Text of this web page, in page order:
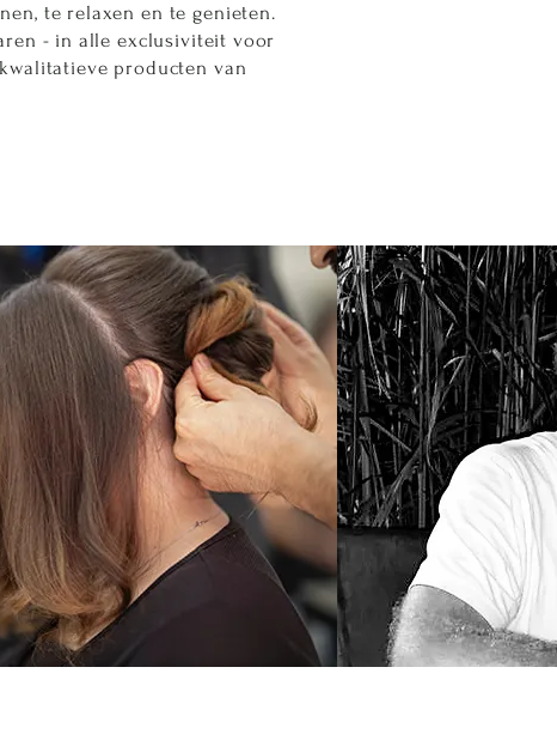
te relaxen en te genieten.
- in alle exclusiviteit voor
producten van